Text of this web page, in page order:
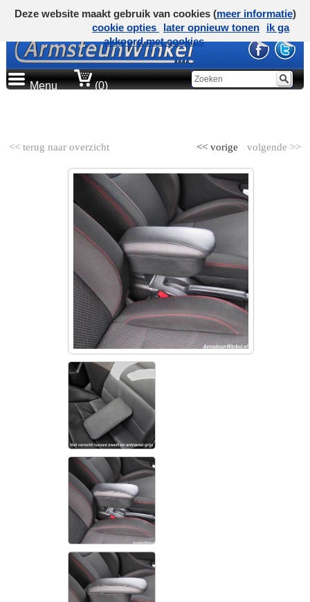
Menu (0)
<< terug naar overzicht volgende >>
<< vorige
Deze website maakt gebruik van cookies (meer informatie)
cookie opties
later opnieuw tonen
ik ga
akkoord met cookies